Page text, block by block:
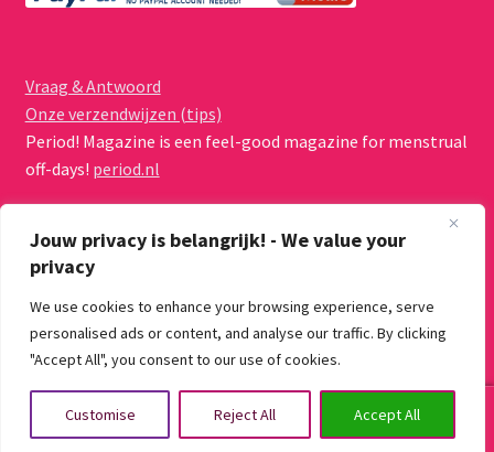
Jouw privacy is belangrijk! - We value your
privacy
We use cookies to enhance your browsing experience, serve
personalised ads or content, and analyse our traffic. By clicking
"Accept All", you consent to our use of cookies.
Customise Reject All Accept All
Vraag & Antwoord
Onze verzendwijzen (tips)
Period! Magazine is een feel-good magazine for menstrual
off-days! period.nl
© Menstruatiecups.nl 2026
Algemene voorwaarden
Gebouwd met WooCommerce.
Zoeken
Zoeken